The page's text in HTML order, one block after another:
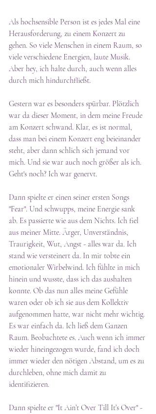
Als hochsensible Person ist es jedes Mal eine
Herausforderung, zu einem Konzert zu
gehen. So viele Menschen in einem Raum, so
viele verschiedene Energien, laute Musik.
Aber hey, ich halte durch, auch wenn alles
durch mich hindurchfließt.
Gestern war es besonders spürbar. Plötzlich
war da dieser Moment, in dem meine Freude
am Konzert schwand. Klar, es ist normal,
dass man bei einem Konzert eng beieinander
steht, aber dann schlich sich jemand vor
mich. Und sie war auch noch größer als ich.
Geht's noch? Ich war genervt.
Dann spielte er einen seiner ersten Songs
"Fear". Und schwupps, meine Energie sank
ab. Es passierte wie aus dem Nichts. Ich fiel
aus meiner Mitte. Ärger, Unverständnis,
Traurigkeit, Wut, Angst - alles war da. Ich
stand wie versteinert da. In mir tobte ein
emotionaler Wirbelwind. Ich fühlte in mich
hinein und wusste, dass ich das aushalten
konnte. Ob das nun alles meine Gefühle
waren oder ob ich sie aus dem Kollektiv
aufgenommen hatte, war nicht mehr wichtig.
Es war einfach da. Ich ließ dem Ganzen
Raum. Beobachtete es. Auch wenn ich immer
wieder hineingezogen wurde, fand ich doch
immer wieder den nötigen Abstand, um es zu
durchleben, ohne mich damit zu
identifizieren.
Dann spielte er "It Ain’t Over Till It’s Over" -